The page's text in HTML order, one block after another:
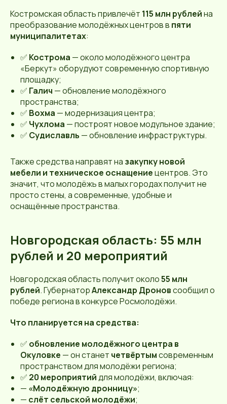
Костромская область привлечёт 115 млн рублейна
преобразование молодёжных центров в пяти
муниципалитетах:
✅ Кострома — около молодёжного центра
«Беркут» оборудуют современную спортивную
площадку;
✅ Галич — обновление молодёжного
пространства;
✅ Вохма — модернизация центра;
✅ Чухлома — построят новое модульное здание;
✅ Судиславль — обновление инфраструктуры.
Также средства направят на закупку новой
мебели и техническое оснащениецентров. Это
значит, что молодёжь в малых городах получит не
просто стены, а современные, удобные и
оснащённые пространства.
Новгородская область: 55 млн
рублей и 20 мероприятий
Новгородская область получит около55 млн
рублей. ГубернаторАлександр Дроновсообщил о
победе региона в конкурсе Росмолодёжи.
Что планируется на средства:
✅ обновление молодёжного центра в
Окуловке — он станет четвёртымсовременным
пространством для молодёжи региона;
✅ 20 мероприятийдля молодёжи, включая:
— «Молодёжную дронницу»;
— слёт сельской молодёжи;